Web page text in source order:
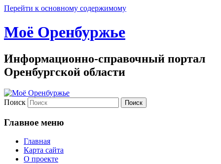
Перейти к основному содержимому
Моё Оренбуржье
Информационно-справочный портал
Оренбургской области
Поиск
Главное меню
Главная
Карта сайта
О проекте